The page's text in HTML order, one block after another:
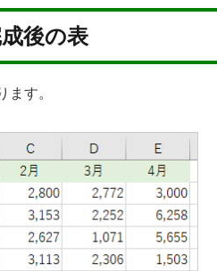
後の表
ます。